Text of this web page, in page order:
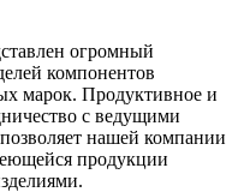
огромный
компонентов
марок. Продуктивное и
с ведущими
нашей компании
продукции